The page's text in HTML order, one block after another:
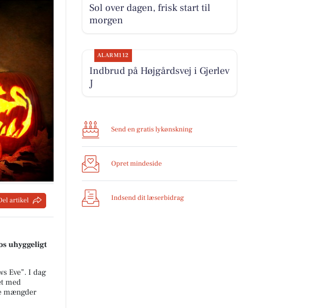
artikel
uhyggeligt
Eve”. I dag
med
mængder
Sol over dagen, frisk start til
morgen
ALARM112
Indbrud på Højgårdsvej i Gjerlev
J
Send en gratis lykønskning
Opret mindeside
Indsend dit læserbidrag